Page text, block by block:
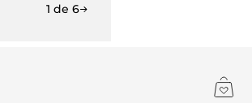
1 de 6